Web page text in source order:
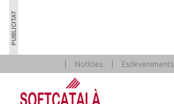
Notícies Esdeveniments